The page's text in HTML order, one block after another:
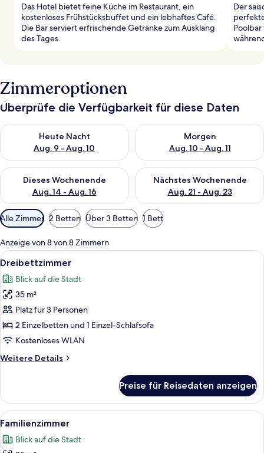
Das Hotel bietet feine Küche im Restaurant, ein
kostenloses Frühstücksbuffet und ein lebhaftes Café.
Die Bar serviert erfrischende Getränke zum Ausklang
des Tages.
Der
Zimmeroptionen
Überprüfe die Verfügbarkeit für diese Daten
Heute Nacht
Aug. 9 - Aug. 10
Überprüfe die Verfügbarkeit für heute Nacht, Aug. 9 - Aug.
Morgen
Aug. 10 - Aug. 11
Überprüfe die Verfügbarkeit
Dieses Wochenende
Aug. 14 - Aug. 16
Überprüfe die Verfügbarkeit für dieses Wochenende, Aug. 14
Nächstes Wochenende
Aug. 21 - Aug. 23
Überprüfe die Verfügbarkeit
Verfügbare
Filter
für
Zimmer
Alle Zimmer 2 Betten Über 3 Betten 1 Bett
Anzeige von 8 von 8 Zimmern
Alle
Fotos
für
Dreibettzimmer
anzeigen
Ein Hotelzimmer mit einem großen
9
Dreibettzimmer
Blick auf die Stadt
35 m²
Platz für 3 Personen
2 Einzelbetten und 1 Einzel-Schlafsofa
Kostenloses WLAN
Weitere Details
Weitere
Preise für Reisedaten anzeigen
Alle
Fotos
für
Ein modernes Hotelzimmer mit
7
Familienzimmer
Blick auf die Stadt